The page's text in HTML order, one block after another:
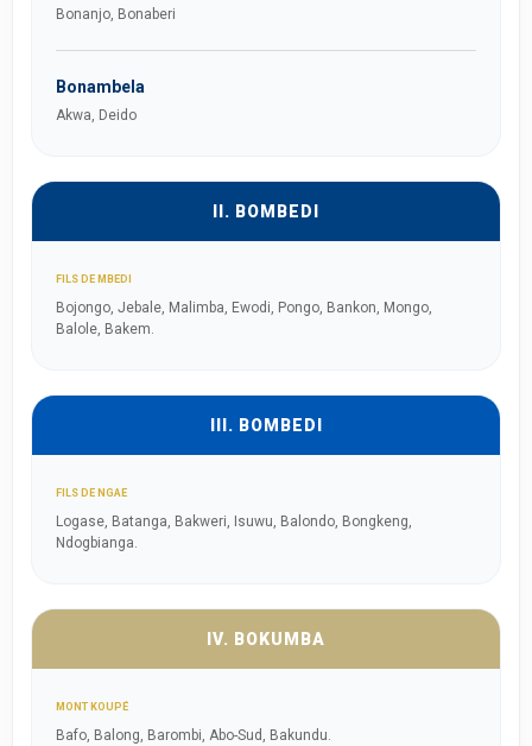
Bonanjo, Bonaberi
Bonambela
Akwa, Deido
II. BOMBEDI
FILS DE MBEDI
Bojongo, Jebale, Malimba, Ewodi, Pongo, Bankon, Mongo,
Balole, Bakem.
III. BOMBEDI
FILS DE NGAE
Logase, Batanga, Bakweri, Isuwu, Balondo, Bongkeng,
Ndogbianga.
IV. BOKUMBA
MONT KOUPÉ
Bafo, Balong, Barombi, Abo-Sud, Bakundu.